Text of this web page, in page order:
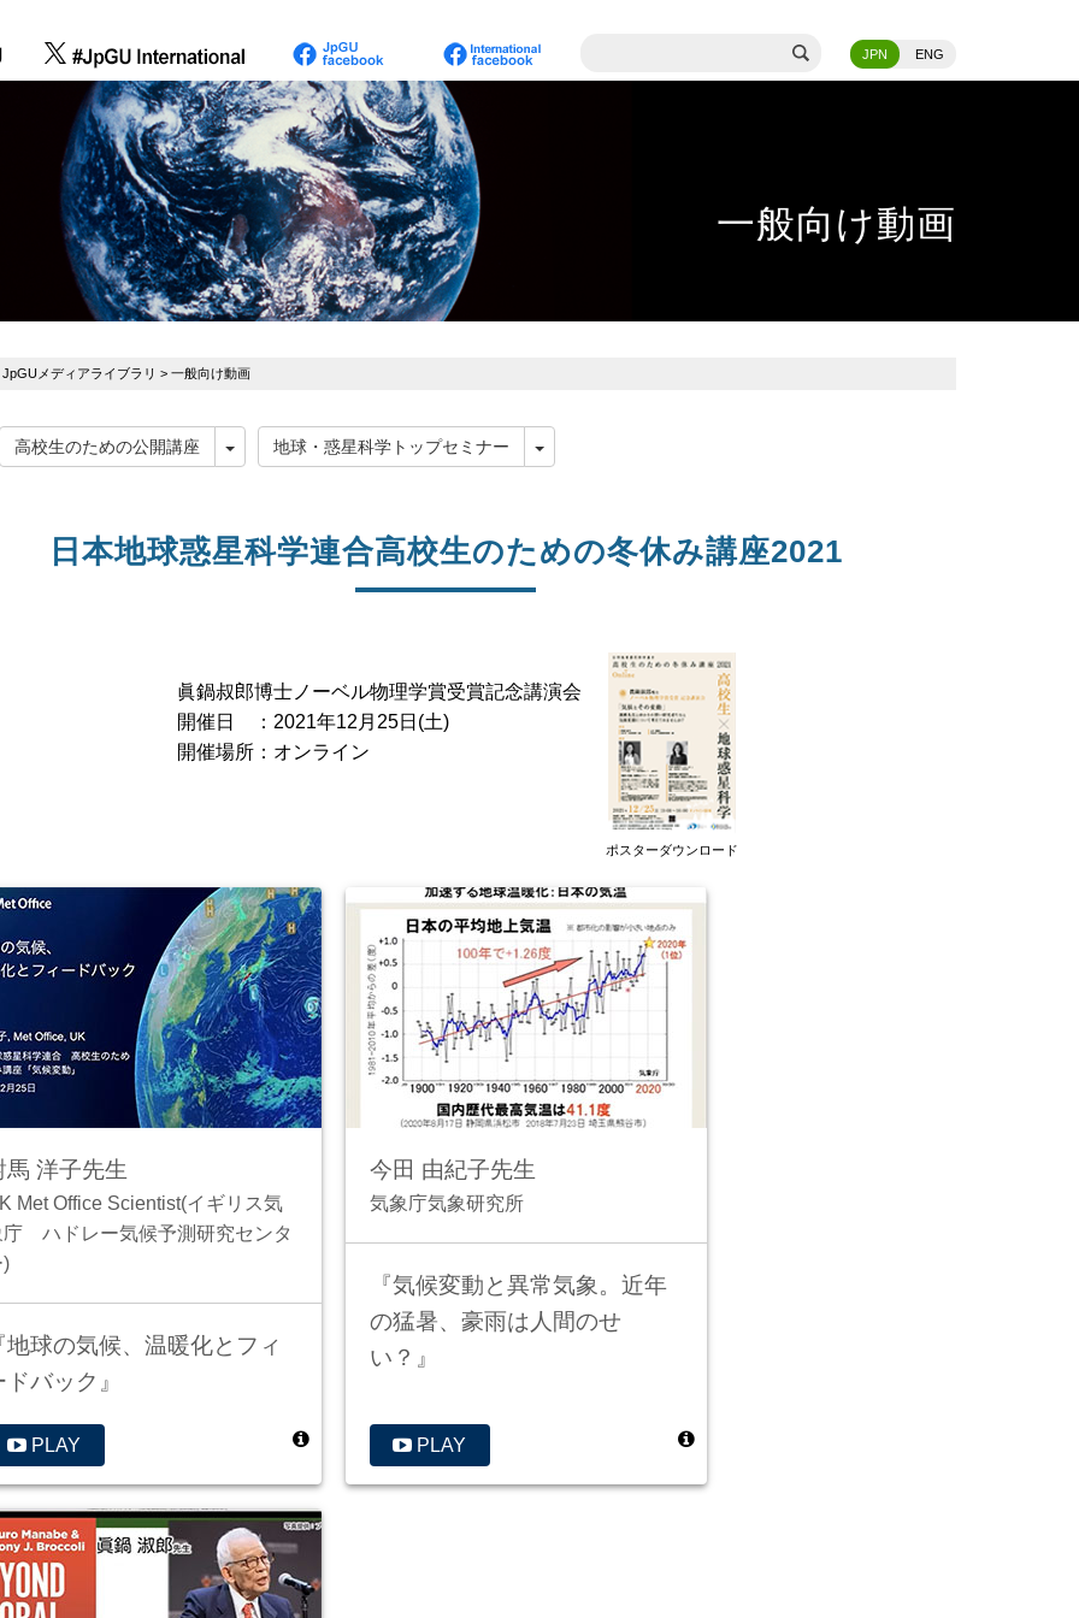
JPN ENG
一般向け動画
JpGUメディアライブラリ > 一般向け動画
高校生のための公開講座 地球・惑星科学トップセミナー
日本地球惑星科学連合高校生のための冬休み講座2021
眞鍋叔郎博士ノーベル物理学賞受賞記念講演会
開催日 ：2021年12月25日(土)
開催場所：オンライン
ポスターダウンロード
馬 洋子先生
Met Office Scientist(イギリス気
庁 ハドレー気候予測研究センタ
地球の気候、温暖化とフィ
ドバック』
PLAY
今田 由紀子先生
気象庁気象研究所
『気候変動と異常気象。近年
の猛暑、豪雨は人間のせ
い？』
PLAY